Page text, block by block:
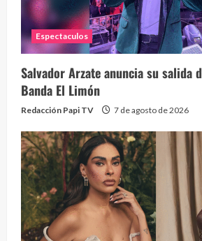
Espectaculos
Salvador Arzate anuncia su salida
Banda El Limón
Redacción Papi TV 7 de agosto de 2026